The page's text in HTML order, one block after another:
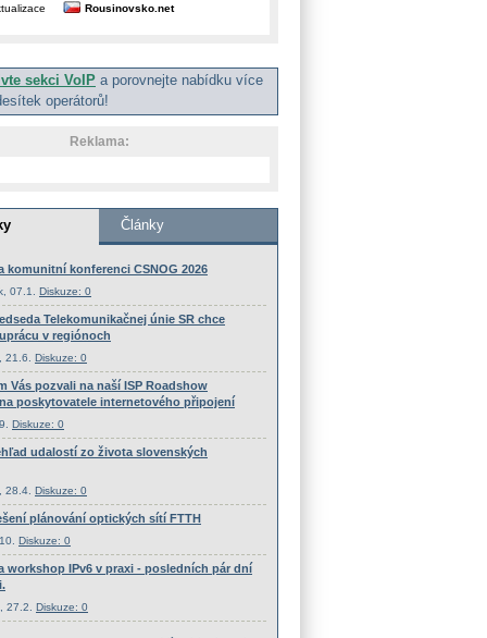
Rousinovsko.net
sekci VoIP a porovnejte nabídku více
operátorů!
Reklama: